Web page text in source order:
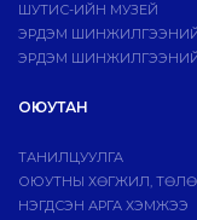
ШУТИС-ИЙН МУЗЕЙ
ЭРДЭМ ШИНЖИЛГЭЭНИЙ
ЭРДЭМ
ОЮУТАН
ТАНИЛЦУУЛГА
ОЮУТНЫ ХӨГЖИЛ,
НЭГДСЭН АРГА ХЭМЖЭЭ